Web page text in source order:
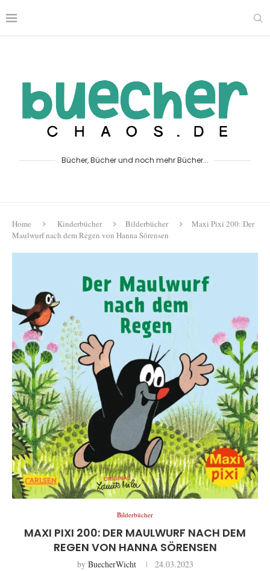
Bücher, Bücher und noch mehr Bücher...
Home Kinderbücher Bilderbücher
Maxi Pixi 200: Der
Maulwurf nach dem Regen von Hanna Sörensen
Bilderbücher
MAXI PIXI 200: DER MAULWURF NACH DEM
REGEN VON HANNA SÖRENSEN
by BuecherWicht 24.03.2023